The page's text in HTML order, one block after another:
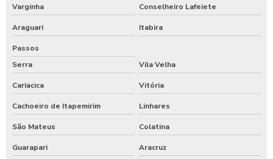
Varginha Conselheiro Lafeiete
Araguari Itabira
Passos
Serra
Vila Velha
Cariacica Vitória
Cachoeiro de Itapemirim Linhares
São Mateus Colatina
Guarapari Aracruz